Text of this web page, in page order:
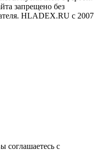
запрещено без
HLADEX.RU c 2007
соглашаетесь с